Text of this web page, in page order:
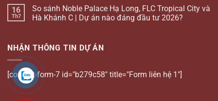
16
Th7
So sánh Noble Palace Hạ Long, FLC Tropical City và
Hà Khánh C | Dự án nào đáng đầu tư 2026?
NHẬN THÔNG TIN DỰ ÁN
[contact-form-7 id="b279c58" title="Form liên hệ 1"]